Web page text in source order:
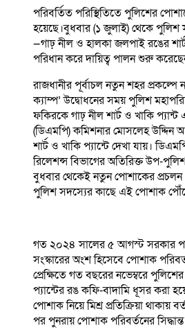
পরিবর্তিত পরিস্থিতিতে পুলিশের
হয়েছে।বুধবার (১ জুলাই) থেকে পুলিশ
—গাঢ় নীল ও হালকা জলপাই রঙের
পরিধান করে দায়িত্ব পালন শুরু
রাজধানীর পূর্বাচল নতুন শহর প্রকল্পে
ক্যাম্প’ উদ্বোধনের সময় পুলিশ
ফকিরকে গাঢ় নীল শার্ট ও খাকি
(ডিএমপি) কমিশনার মোসলেহ
শার্ট ও খাকি প্যান্টে দেখা যায়।
রিলেশন্স বিভাগের অতিরিক্ত উপ-
বুধবার থেকেই নতুন পোশাকের
পুলিশ সদস্যের কাছে এই পোশাক
গত ২০২৪ সালের ৫ আগস্ট সরকার
সংস্কারের অংশ হিসেবে পোশাক
প্রেক্ষিতে গত বছরের নভেম্বরে
প্যান্টের রঙ কফি-বাদামি ধূসর করা
পোশাক নিয়ে মিশ্র প্রতিক্রিয়া থাকায়
পর পুনরায় পোশাক পরিবর্তনের